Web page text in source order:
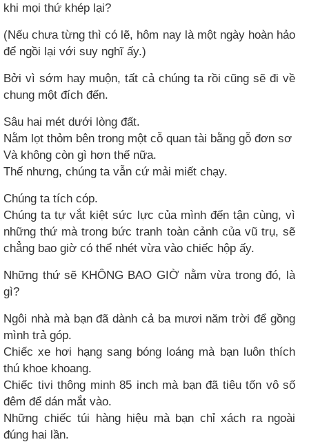
khi mọi thứ khép lại?
(Nếu chưa từng thì có lẽ, hôm nay là một ngày hoàn hảo
để ngồi lại với suy nghĩ ấy.)
Bởi vì sớm hay muộn, tất cả chúng ta rồi cũng sẽ đi về
chung một đích đến.
Sâu hai mét dưới lòng đất.
Nằm lọt thỏm bên trong một cỗ quan tài bằng gỗ đơn sơ
Và không còn gì hơn thế nữa.
Thế nhưng, chúng ta vẫn cứ mải miết chạy.
Chúng ta tích cóp.
Chúng ta tự vắt kiệt sức lực của mình đến tận cùng, vì
những thứ mà trong bức tranh toàn cảnh của vũ trụ, sẽ
chẳng bao giờ có thể nhét vừa vào chiếc hộp ấy.
Những thứ sẽ KHÔNG BAO GIỜ nằm vừa trong đó, là
gì?
Ngôi nhà mà bạn đã dành cả ba mươi năm trời để gồng
mình trả góp.
Chiếc xe hơi hạng sang bóng loáng mà bạn luôn thích
thú khoe khoang.
Chiếc tivi thông minh 85 inch mà bạn đã tiêu tốn vô số
đêm để dán mắt vào.
Những chiếc túi hàng hiệu mà bạn chỉ xách ra ngoài
đúng hai lần.